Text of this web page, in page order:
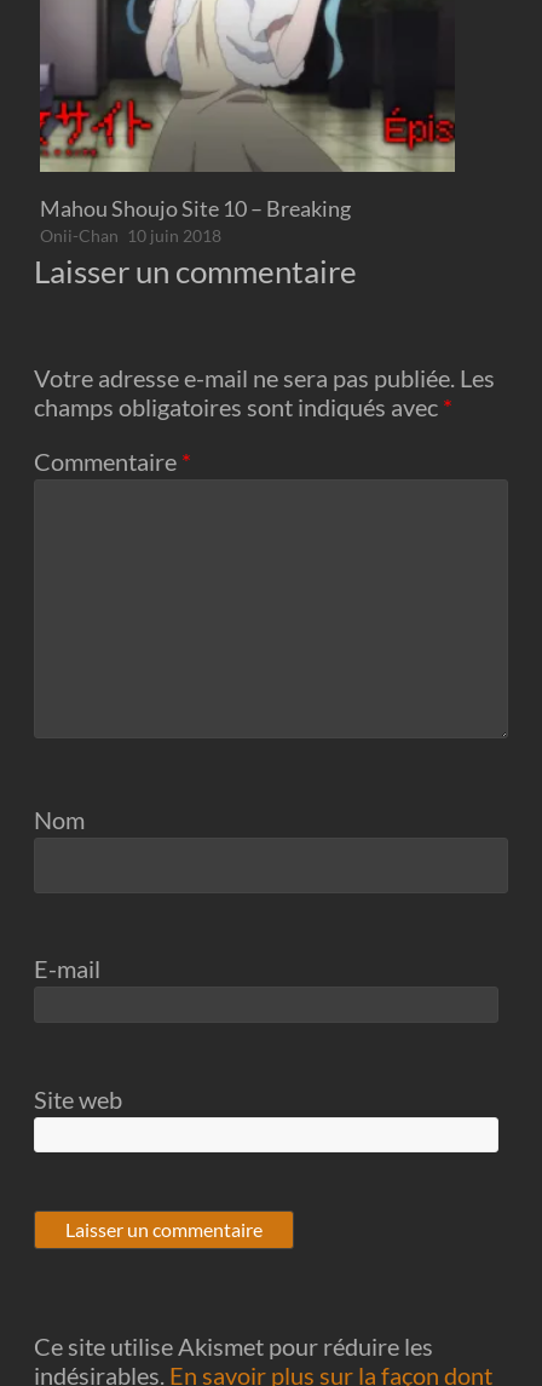
Mahou Shoujo Site 10 – Breaking
Onii-Chan 10 juin 2018
Laisser un commentaire
Votre adresse e-mail ne sera pas publiée. Les
champs obligatoires sont indiqués avec *
Commentaire *
Nom
E-mail
Site web
Ce site utilise Akismet pour réduire les
indésirables. En savoir plus sur la façon dont